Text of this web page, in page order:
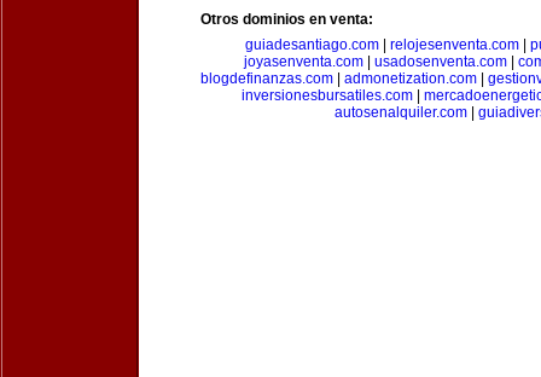
Otros dominios en venta:
guiadesantiago.com| relojesenventa.com|
joyasenventa.com
usadosenventa.com
blogdefinanzas.com
admonetization.com
inversionesbursatiles.com|
autosenalquiler.com|